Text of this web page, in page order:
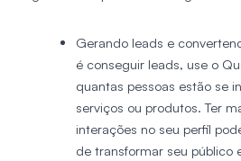
Gerando leads e
é conseguir leads, use o
quantas pessoas estão se
serviços ou produtos. Ter
interações no seu perfil
de transformar seu público